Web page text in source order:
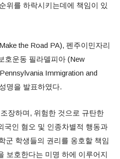
위를 하락시키는데에 책임이 있
the Road PA), 펜주이민자리
호운동 필라델피아 (New
Immigration and
명을 발표하였다.
장하며, 위험한 것으로 규탄한
국인 혐오 및 인종차별적 행동과
군 학생들의 권리를 옹호할 책임
보호한다는 미명 하에 이루어지